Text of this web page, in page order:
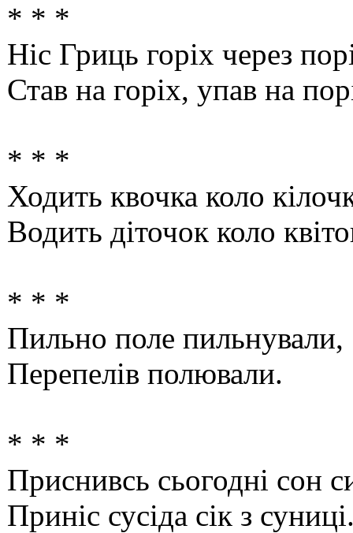
* * *
Ніс Гриць горіх через
Став на горіх, упав на
* * *
Ходить квочка коло
Водить діточок коло
* * *
Пильно поле пильнували,
Перепелів полювали.
* * *
Приснивсь сьогодні сон
Приніс сусіда сік з